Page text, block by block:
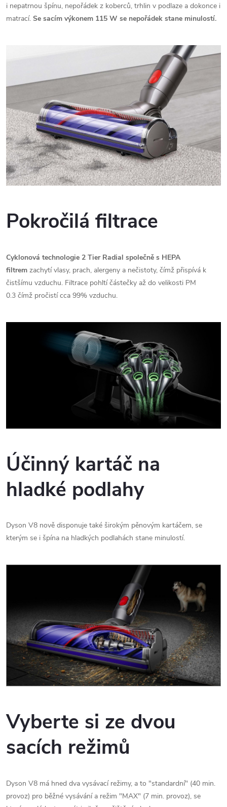
i nepatrnou špínu, nepořádek z koberců, trhlin v podlaze a dokonce i
matrací. Se sacím výkonem 115 W se nepořádek stane minulostí.
Pokročilá filtrace
Cyklonová technologie 2 Tier Radial společně s HEPA
filtrem zachytí vlasy, prach, alergeny a nečistoty, čímž přispívá k
čistšímu vzduchu. Filtrace pohltí částečky až do velikosti PM
0.3 čímž pročistí cca 99% vzduchu.
Účinný kartáč na
hladké podlahy
Dyson V8 nově disponuje také širokým pěnovým kartáčem, se
kterým se i špína na hladkých podlahách stane minulostí.
Vyberte si ze dvou
sacích režimů
Dyson V8 má hned dva vysávací režimy, a to "standardní" (40 min.
provoz) pro běžné vysávání a režim "MAX" (7 min. provoz), se